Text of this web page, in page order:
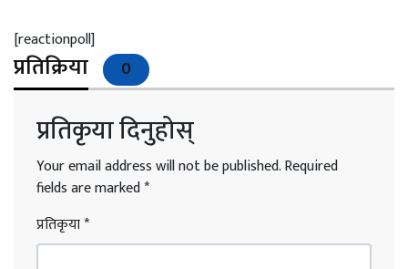
[reactionpoll]
प्रतिक्रिया 0
प्रतिकृया दिनुहोस्
Your email address will not be published.Required
fields are marked*
प्रतिकृया*